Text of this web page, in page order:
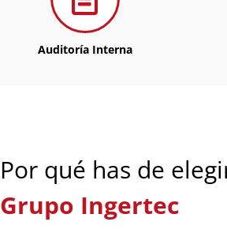
Auditoría Interna
Por qué has de
Grupo Ingertec